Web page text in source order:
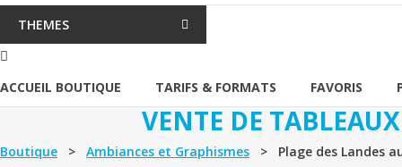
THEMES
ACCUEIL BOUTIQUE TARIFS & FORMATS FAVORIS
VENTE DE
Boutique > Ambiances et Graphismes > Plage des Landes